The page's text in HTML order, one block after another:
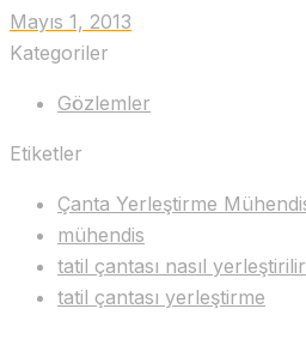
Mayıs 1, 2013
Kategoriler
Gözlemler
Etiketler
Çanta Yerleştirme
mühendis
tatil çantası nasıl yerleştirilir
tatil çantası yerleştirme